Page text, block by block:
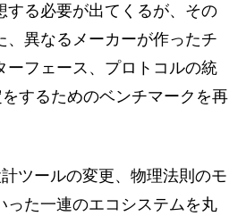
する必要が出てくるが、その
異なるメーカーが作ったチ
ーフェース、プロトコルの統
するためのベンチマークを再
ツールの変更、物理法則のモ
った一連のエコシステムを丸